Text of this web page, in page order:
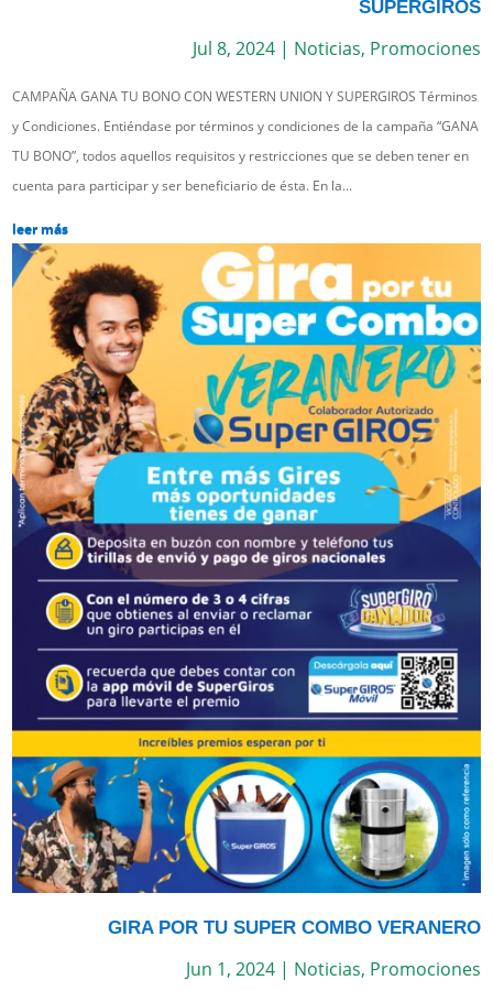
SUPERGIROS
Jul 8, 2024| Noticias, Promociones
CAMPAÑA GANA TU BONO CON WESTERN UNION Y SUPERGIROS Términos
y Condiciones. Entiéndase por términos y condiciones de la campaña “GANA
TU BONO”, todos aquellos requisitos y restricciones que se deben tener en
cuenta para participar y ser beneficiario de ésta. En la...
leer más
GIRA POR TU SUPER COMBO VERANERO
Jun 1, 2024| Noticias, Promociones